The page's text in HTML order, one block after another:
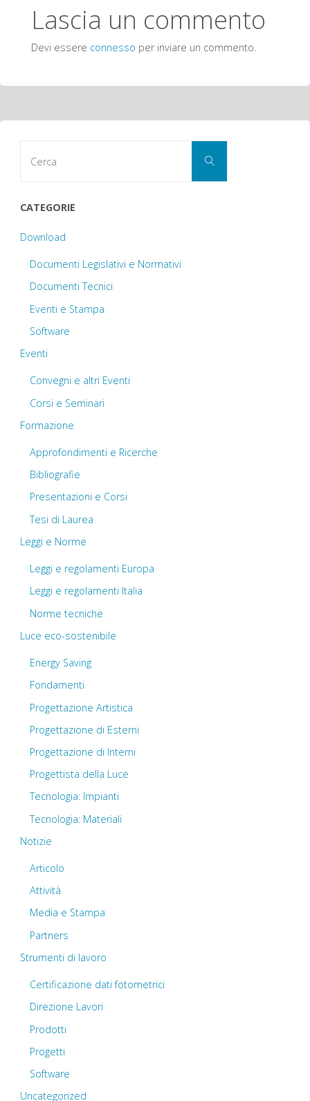
Lascia un commento
Devi essere connesso per inviare un commento.
Cerca
CATEGORIE
Download
Documenti Legislativi e Normativi
Documenti Tecnici
Eventi e Stampa
Software
Eventi
Convegni e altri Eventi
Corsi e Seminari
Formazione
Approfondimenti e Ricerche
Bibliografie
Presentazioni e Corsi
Tesi di Laurea
Leggi e Norme
Leggi e regolamenti Europa
Leggi e regolamenti Italia
Norme tecniche
Luce eco-sostenibile
Energy Saving
Fondamenti
Progettazione Artistica
Progettazione di Esterni
Progettazione di Interni
Progettista della Luce
Tecnologia: Impianti
Tecnologia: Materiali
Notizie
Articolo
Attività
Media e Stampa
Partners
Strumenti di lavoro
Certificazione dati fotometrici
Direzione Lavori
Prodotti
Progetti
Software
Uncategorized